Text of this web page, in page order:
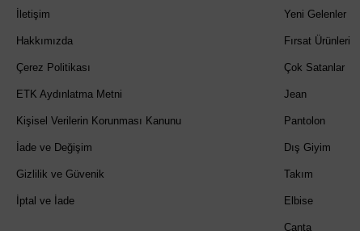
İletişim
Hakkımızda
Çerez Politikası
ETK Aydınlatma Metni
Kişisel Verilerin Korunması Kanunu
İade ve Değişim
Gizlilik ve Güvenik
İptal ve İade
Yeni Gelenler
Fırsat Ürünleri
Çok Satanlar
Jean
Pantolon
Dış Giyim
Takım
Elbise
Çanta